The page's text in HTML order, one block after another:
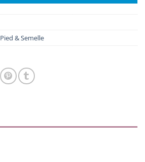
Pied & Semelle